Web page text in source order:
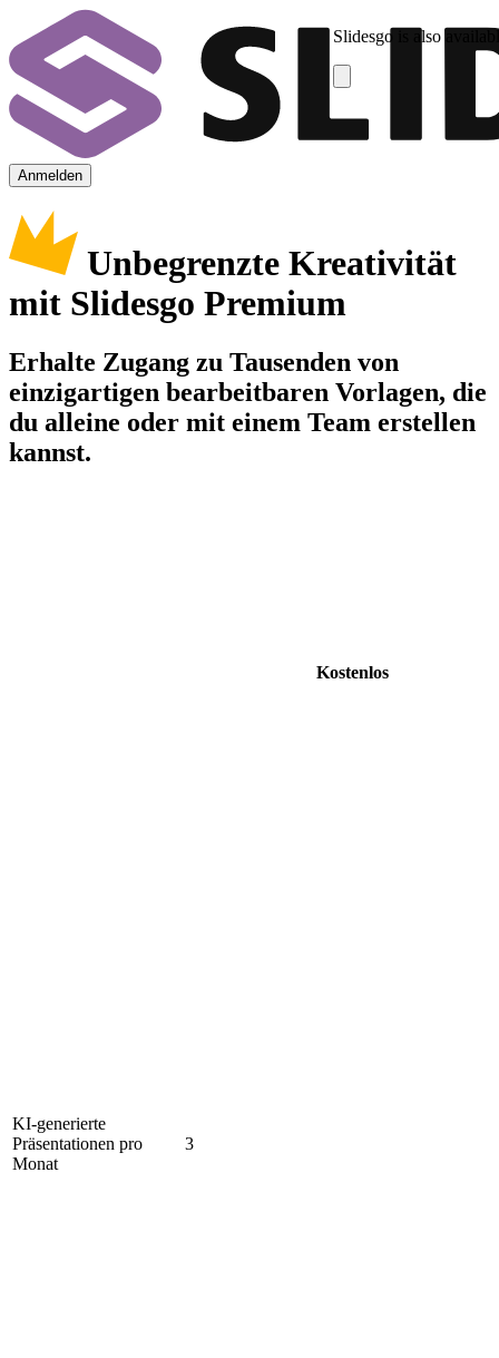
Slidesgo is also
Anmelden
Unbegrenzte Kreativität
mit Slidesgo Premium
Erhalte Zugang zu Tausenden von
einzigartigen bearbeitbaren Vorlagen, die
du alleine oder mit einem Team erstellen
kannst.
Kostenlos
KI-generierte
Präsentationen pro
Monat
3